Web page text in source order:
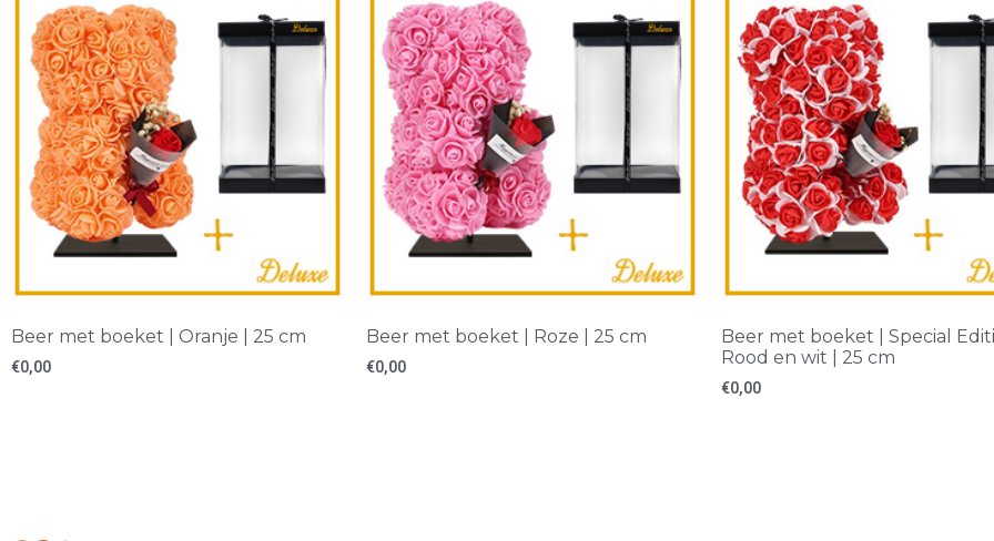
Beer met boeket | Oranje | 25 cm
€0,00
Beer met boeket | Roze | 25 cm
€0,00
Beer met boeket | Special
Rood en wit | 25 cm
€0,00